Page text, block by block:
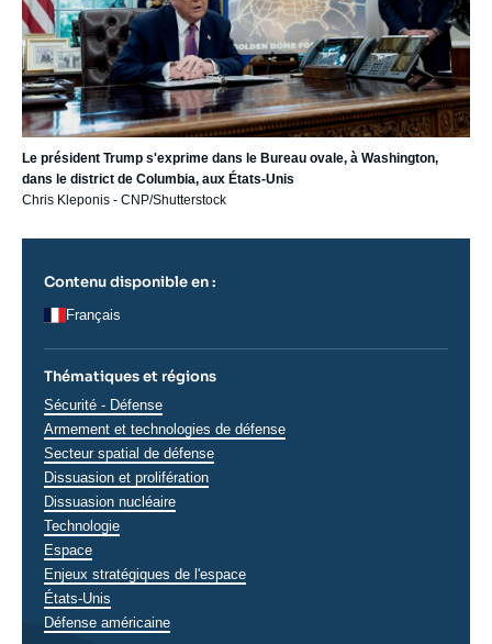
Le président Trump s'exprime dans le Bureau ovale, à Washington,
dans le district de Columbia, aux États-Unis
Chris Kleponis - CNP/Shutterstock
Contenu disponible en :
Français
Thématiques et régions
Thématiques
analyses
Sécurité - Défense
Armement et technologies de défense
Secteur spatial de défense
Dissuasion et prolifération
Dissuasion nucléaire
Technologie
Espace
Enjeux stratégiques de l'espace
Régions
États-Unis
Défense américaine